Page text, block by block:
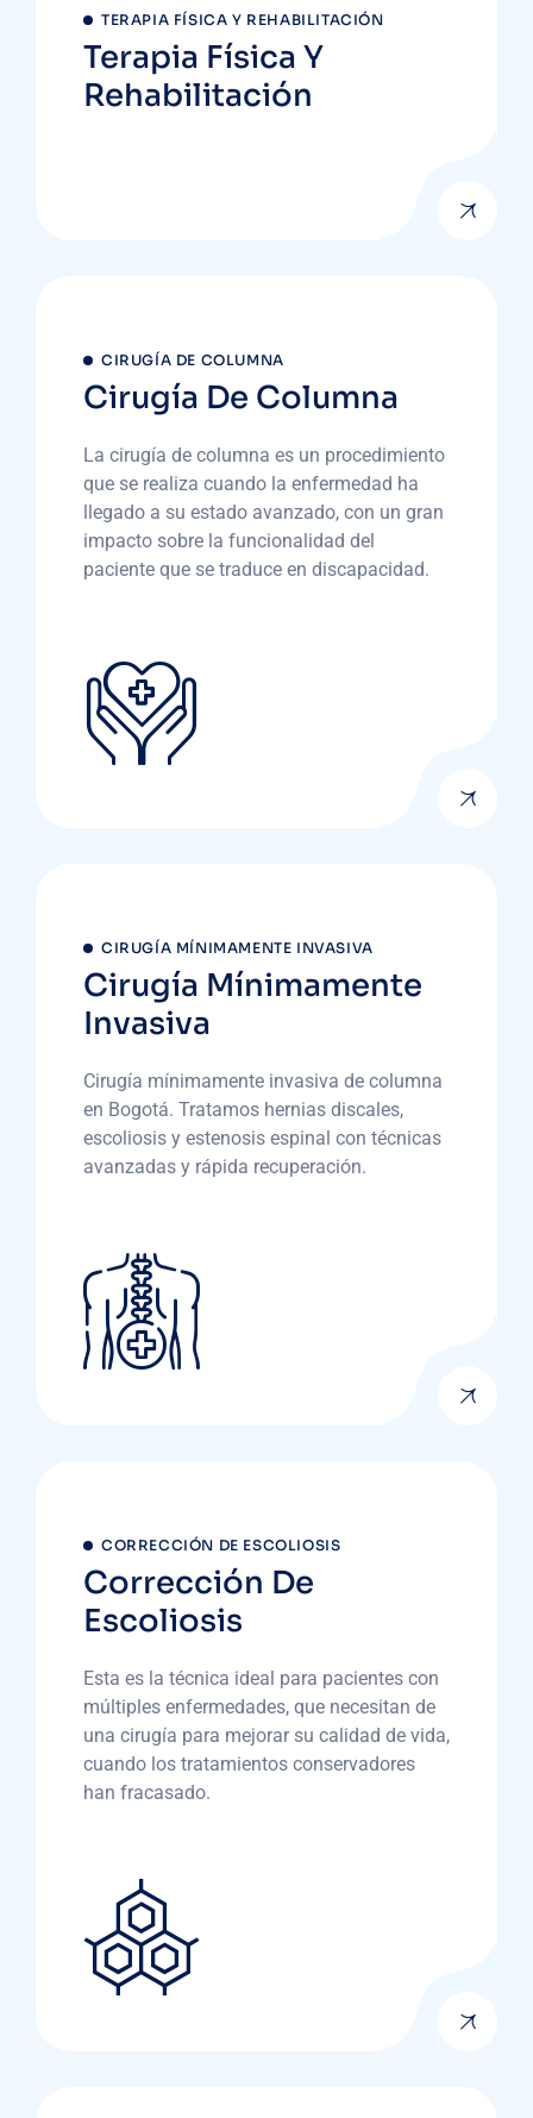
TERAPIA FÍSICA Y REHABILITACIÓN
Terapia Física Y
Rehabilitación
CIRUGÍA DE COLUMNA
Cirugía De Columna
La cirugía de columna es un procedimiento
que se realiza cuando la enfermedad ha
llegado a su estado avanzado, con un gran
impacto sobre la funcionalidad del
paciente que se traduce en discapacidad.
CIRUGÍA MÍNIMAMENTE INVASIVA
Cirugía Mínimamente
Invasiva
Cirugía mínimamente invasiva de columna
en Bogotá. Tratamos hernias discales,
escoliosis y estenosis espinal con técnicas
avanzadas y rápida recuperación.
CORRECCIÓN DE ESCOLIOSIS
Corrección De
Escoliosis
Esta es la técnica ideal para pacientes con
múltiples enfermedades, que necesitan de
una cirugía para mejorar su calidad de vida,
cuando los tratamientos conservadores
han fracasado.